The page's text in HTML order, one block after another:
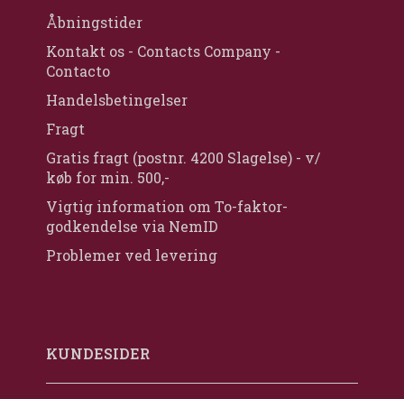
Åbningstider
Kontakt os - Contacts Company -
Contacto
Handelsbetingelser
Fragt
Gratis fragt (postnr. 4200 Slagelse) - v/
køb for min. 500,-
Vigtig information om To-faktor-
godkendelse via NemID
Problemer ved levering
KUNDESIDER